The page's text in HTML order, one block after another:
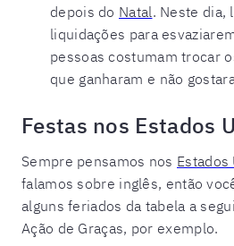
depois do Natal. Neste dia,
liquidações para
pessoas costumam trocar
que ganharam e não
Festas nos Estados
Sempre pensamos nos Estados
falamos sobre inglês, então
alguns feriados da tabela a
Ação de Graças, por exemplo.